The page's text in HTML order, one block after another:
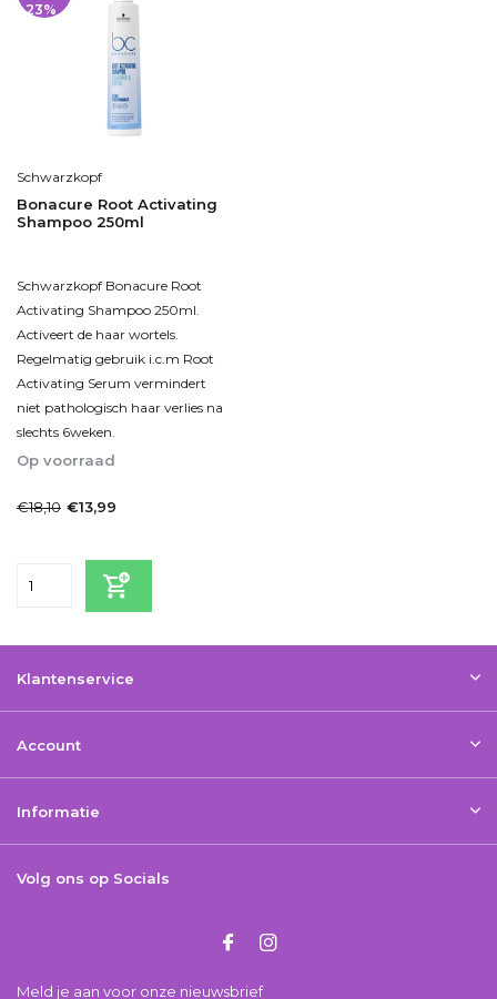
23%
Schwarzkopf
Bonacure Root Activating
Shampoo 250ml
Schwarzkopf Bonacure Root
Activating Shampoo 250ml.
Activeert de haar wortels.
Regelmatig gebruik i.c.m Root
Activating Serum vermindert
niet pathologisch haar verlies na
slechts 6weken.
Op voorraad
€18,10 €13,99
Klantenservice
Account
Informatie
Volg ons op Socials
Meld je aan voor onze nieuwsbrief